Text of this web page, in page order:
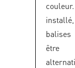
être